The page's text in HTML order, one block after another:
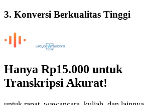
3. Konversi Berkualitas Tinggi
Hanya Rp15.000 untuk
Transkripsi Akurat!